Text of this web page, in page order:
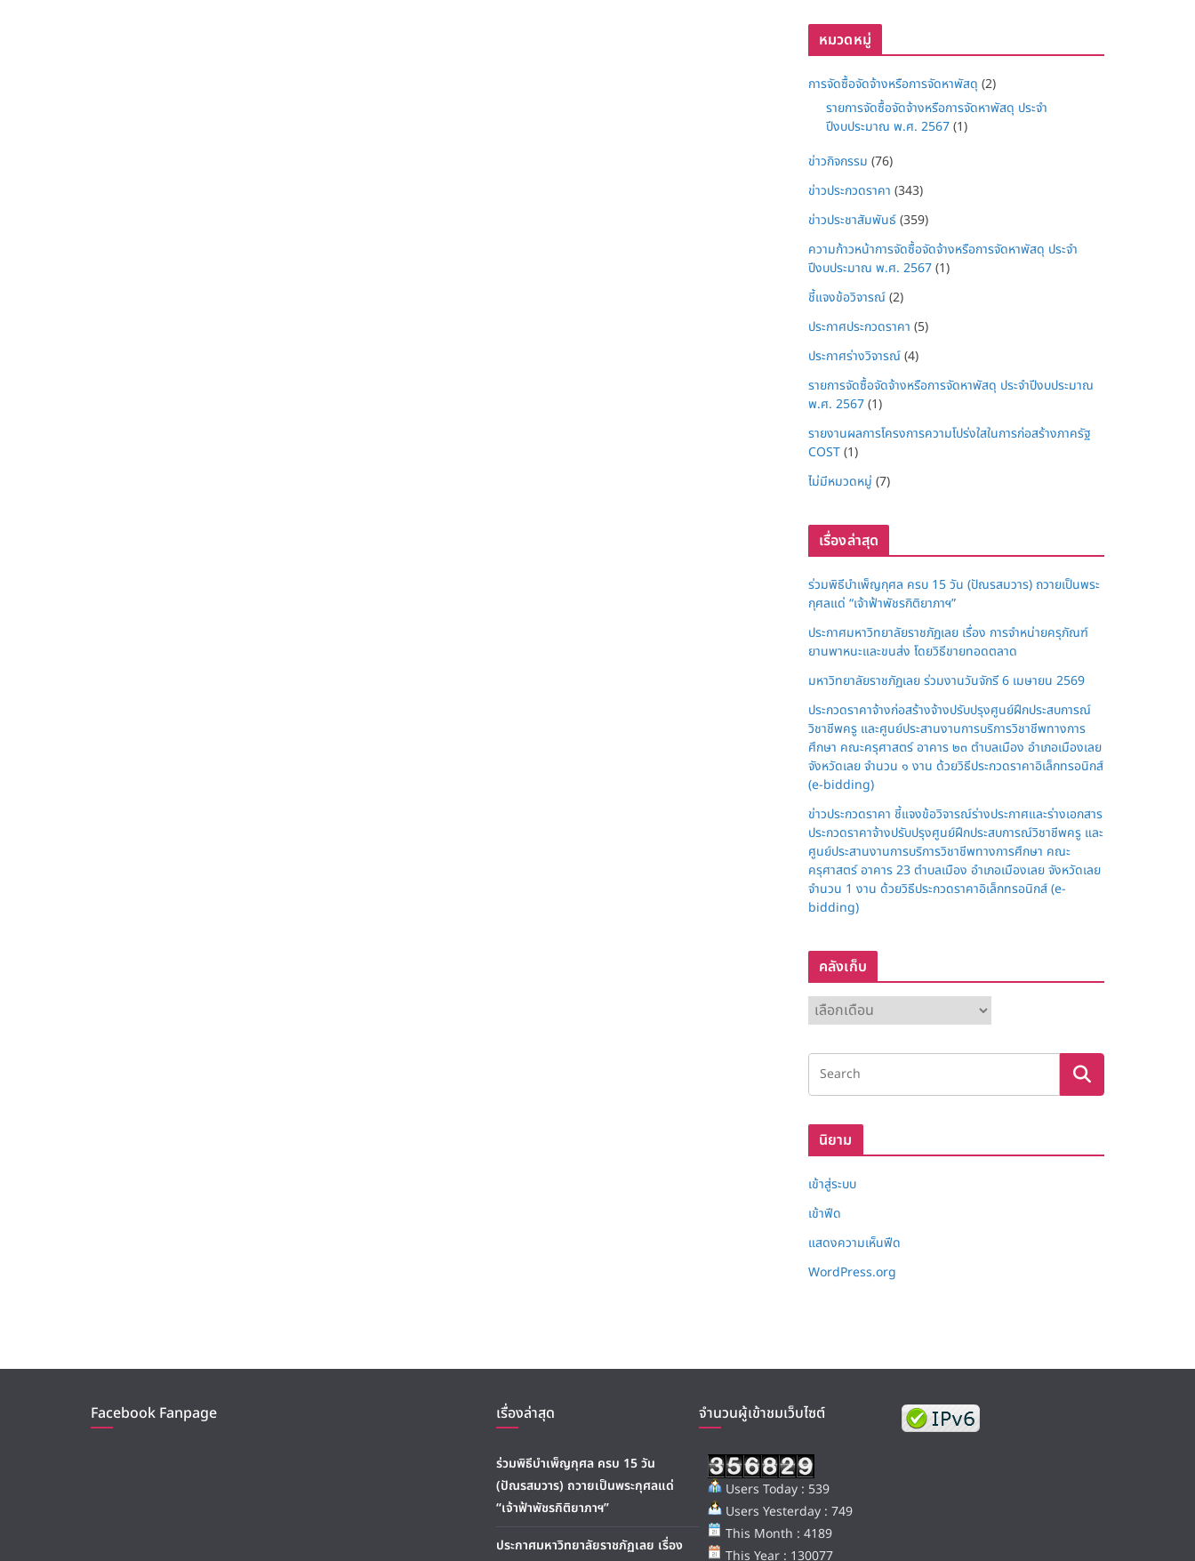
หมวดหมู่
การจัดซื้อจัดจ้างหรือการจัดหาพัสดุ (2)
รายการจัดซื้อจัดจ้างหรือการจัดหาพัสดุ ประจำ
ปีงบประมาณ พ.ศ. 2567(1)
ข่าวกิจกรรม (76)
ข่าวประกวดราคา (343)
ข่าวประชาสัมพันธ์(359)
ความก้าวหน้าการจัดซื้อจัดจ้างหรือการจัดหาพัสดุ ประจำ
ปีงบประมาณ พ.ศ. 2567(1)
ชี้แจงข้อวิจารณ์(2)
ประกาศประกวดราคา (5)
ประกาศร่างวิจารณ์(4)
รายการจัดซื้อจัดจ้างหรือการจัดหาพัสดุ ประจำปีงบประมาณ
พ.ศ. 2567(1)
รายงานผลการโครงการความโปร่งใสในการก่อสร้างภาครัฐ
COST(1)
ไม่มีหมวดหมู่ (7)
เรื่องล่าสุด
ร่วมพิธีบำเพ็ญกุศล ครบ 15 วัน (ปัณรสมวาร) ถวายเป็นพระ
กุศลแด่ “เจ้าฟ้าพัชรกิติยาภาฯ”
ประกาศมหาวิทยาลัยราชภัฏเลย เรื่อง การจำหน่ายครุภัณฑ์
ยานพาหนะและขนส่ง โดยวิธีขายทอดตลาด
มหาวิทยาลัยราชภัฏเลย ร่วมงานวันจักรี 6 เมษายน 2569
ประกวดราคาจ้างก่อสร้างจ้างปรับปรุงศูนย์ฝึกประสบการณ์
วิชาชีพครู และศูนย์ประสานงานการบริการวิชาชีพทางการ
ศึกษา คณะครุศาสตร์ อาคาร ๒๓ ตำบลเมือง อำเภอเมืองเลย
จังหวัดเลย จำนวน ๑ งาน ด้วยวิธีประกวดราคาอิเล็กทรอนิกส์
(e-bidding)
ข่าวประกวดราคา ชี้แจงข้อวิจารณ์ร่างประกาศและร่างเอกสาร
ประกวดราคาจ้างปรับปรุงศูนย์ฝึกประสบการณ์วิชาชีพครู และ
ศูนย์ประสานงานการบริการวิชาชีพทางการศึกษา คณะ
ครุศาสตร์ อาคาร 23 ตำบลเมือง อำเภอเมืองเลย จังหวัดเลย
จำนวน 1 งาน ด้วยวิธีประกวดราคาอิเล็กทรอนิกส์ (e-
bidding)
คลังเก็บ
ลั
ง
ก็
นิยาม
เข้าสู่ระบบ
เข้าฟีด
แสดงความเห็นฟีด
WordPress.org
Facebook Fanpage เรื่องล่าสุด
ร่วมพิธีบำเพ็ญกุศล ครบ 15 วัน
(ปัณรสมวาร) ถวายเป็นพระกุศลแด่
“เจ้าฟ้าพัชรกิติยาภาฯ”
ประกาศมหาวิทยาลัยราชภัฏเลย เรื่อง
จำนวนผู้เข้าชมเว็บไซต์
Users Today : 539
Users Yesterday : 749
This Month : 4189
This Year : 130077